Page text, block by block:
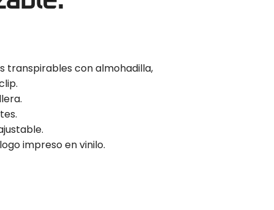
transpirables con almohadilla,
impreso en vinilo.